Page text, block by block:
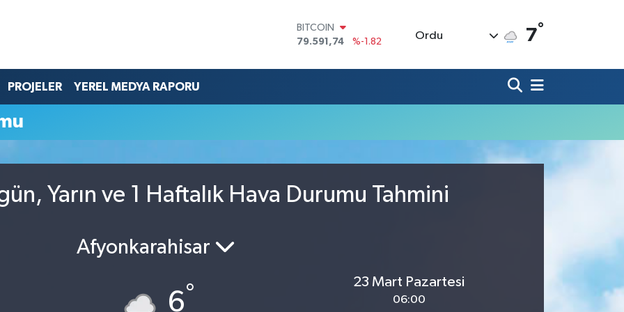
BITCOIN
79.591,74
%-1.82
45,43620
%0.02
BİST100
Ordu 7°
PROJELER YEREL MEDYA RAPORU
Yarın ve 1 Haftalık Hava Durumu Tahmini
Afyonkarahisar
6°
23 Mart Pazartesi
06:00